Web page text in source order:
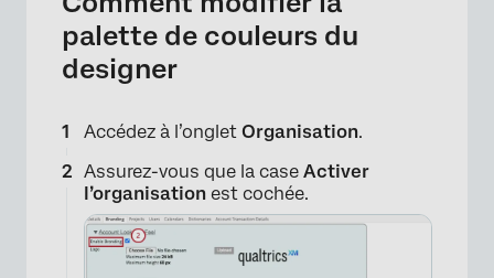
palette de couleurs du
designer
Accédez à l’onglet Organisation.
Assurez-vous que la case Activer
l’organisation est cochée.